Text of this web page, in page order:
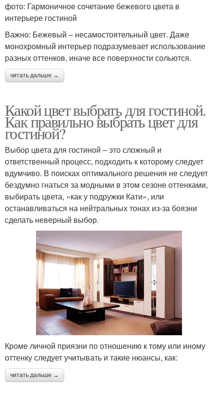
фото: Гармоничное сочетание бежевого цвета в
интерьере гостиной
Важно: Бежевый – несамостоятельный цвет. Даже
монохромный интерьер подразумевает использование
разных оттенков, иначе все поверхности сольются.
читать дальше →
Какой цвет выбрать для гостиной.
Как правильно выбрать цвет для
гостиной?
Выбор цвета для гостиной – это сложный и
ответственный процесс, подходить к которому следует
вдумчиво. В поисках оптимального решения не следует
бездумно гнаться за модными в этом сезоне оттенками,
выбирать цвета, «как у подружки Кати», или
останавливаться на нейтральных тонах из-за боязни
сделать неверный выбор.
Кроме личной приязни по отношению к тому или иному
оттенку следует учитывать и такие нюансы, как:
читать дальше →